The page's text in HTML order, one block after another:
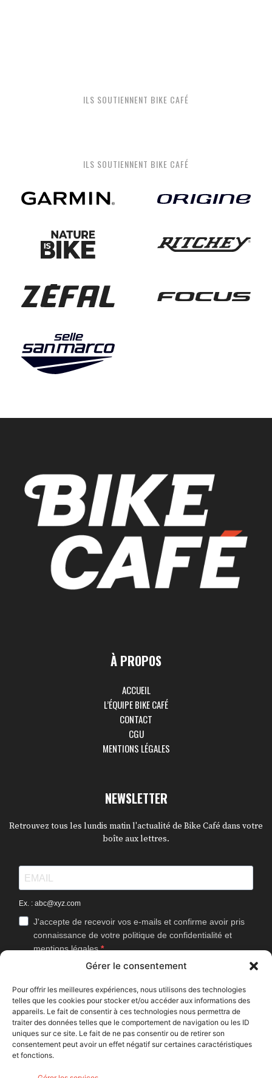
Gérer le consentement
Pour offrir les meilleures expériences, nous utilisons des technologies
telles que les cookies pour stocker et/ou accéder aux informations des
appareils. Le fait de consentir à ces technologies nous permettra de
traiter des données telles que le comportement de navigation ou les ID
uniques sur ce site. Le fait de ne pas consentir ou de retirer son
consentement peut avoir un effet négatif sur certaines caractéristiques
et fonctions.
À PROPOS
ACCUEIL
L’ÉQUIPE BIKE CAFÉ
CONTACT
CGU
MENTIONS LÉGALES
NEWSLETTER
Retrouvez tous les lundis matin l'actualité de Bike Café dans votre
boîte aux lettres.
Ex. : abc@xyz.com
J'accepte de recevoir vos e-mails et confirme avoir pris
connaissance de votre politique de confidentialité et
mentions légales.
Vous pouvez vous désinscrire à tout moment en cliquant sur le lien
J'accepte que Bike Café mesure l'ouverture des
newsletters afin d'améliorer les contenus proposés.
S'INSCRIRE